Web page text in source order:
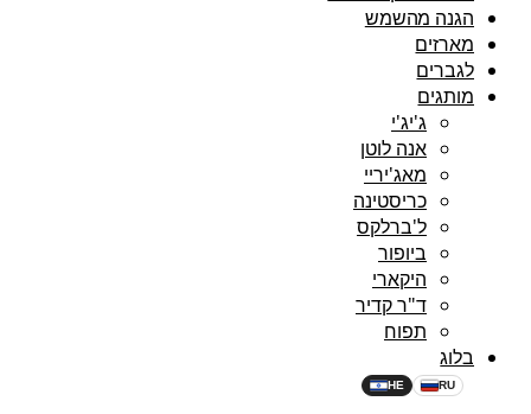
הגנה מהשמש
מארזים
לגברים
מותגים
ג'יג'י
אנה לוטן
מאג'יריי
כריסטינה
ל'ברלקס
ביופור
היקארי
ד"ר קדיר
תפוח
בלוג
HE RU